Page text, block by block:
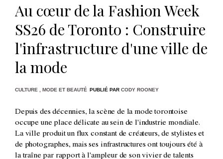
Au cœur de la Fashion Week
SS26 de Toronto : Construire
l'infrastructure d'une ville de
la mode
CULTURE , MODE ET BEAUTÉ PUBLIÉ PAR CODY ROONEY
Depuis des décennies, la scène de la mode torontoise
occupe une place délicate au sein de l'industrie mondiale.
La ville produit un flux constant de créateurs, de stylistes et
de photographes, mais ses infrastructures ont toujours été à
la traîne par rapport à l'ampleur de son vivier de talents